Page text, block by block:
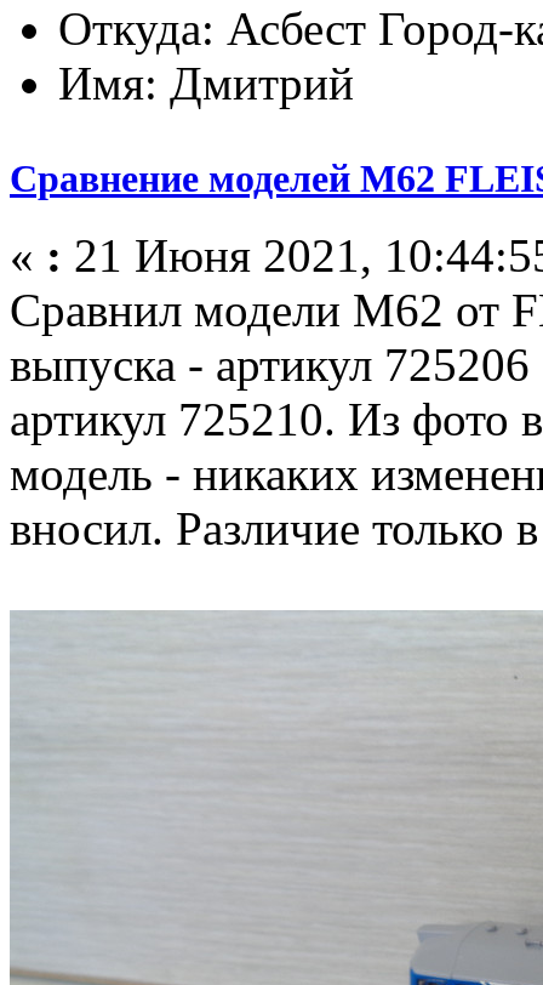
Откуда: Асбест Город-
Имя: Дмитрий
Сравнение моделей М62
« : 21 Июня 2021,
Сравнил модели М62 от
выпуска - артикул
артикул 725210. Из фото
модель - никаких
вносил. Различие только